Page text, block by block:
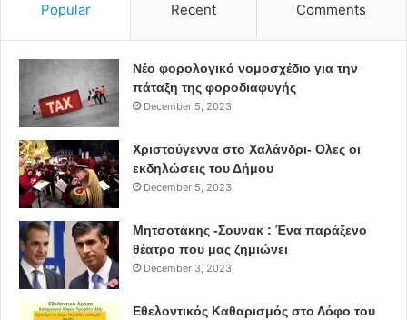
Popular Recent Comments
Νέο φορολογικό νομοσχέδιο για την
πάταξη της φοροδιαφυγής
December 5, 2023
Χριστούγεννα στο Χαλάνδρι- Ολες οι
εκδηλώσεις του Δήμου
December 5, 2023
Μητσοτάκης -Σουνακ : Ένα παράξενο
θέατρο που μας ζημιώνει
December 3, 2023
Εθελοντικός Καθαρισμός στο Λόφο του